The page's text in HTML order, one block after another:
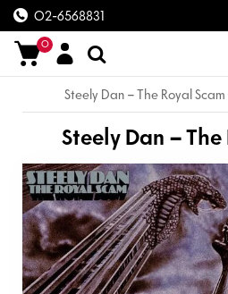
02-6568831
0
Steely Dan – The Royal Scam
Steely Dan –